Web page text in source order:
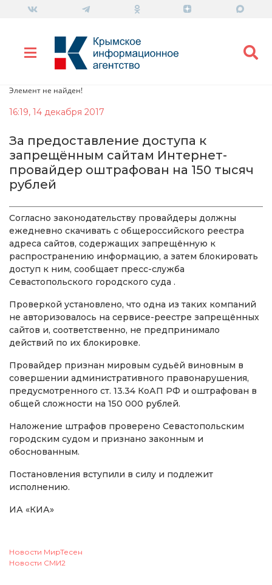
Элемент не найден!
16:19, 14 декабря 2017
За предоставление доступа к
запрещённым сайтам Интернет-
провайдер оштрафован на 150 тысяч
рублей
Согласно законодательству провайдеры должны
ежедневно скачивать с общероссийского реестра
адреса сайтов, содержащих запрещённую к
распространению информацию, а затем блокировать
доступ к ним, сообщает пресс-служба
Севастопольского городского суда .
Проверкой установлено, что одна из таких компаний
не авторизовалось на сервисе-реестре запрещённых
сайтов и, соответственно, не предпринимало
действий по их блокировке.
Провайдер признан мировым судьёй виновным в
совершении административного правонарушения,
предусмотренного ст. 13.34 КоАП РФ и оштрафован в
общей сложности на 150 000 рублей.
Наложение штрафов проверено Севастопольским
городским судом и признано законным и
обоснованным.
Постановления вступили в силу и подлежит
исполнению.
ИА «КИА»
Новости МирТесен
Новости СМИ2